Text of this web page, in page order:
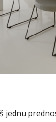
jednu